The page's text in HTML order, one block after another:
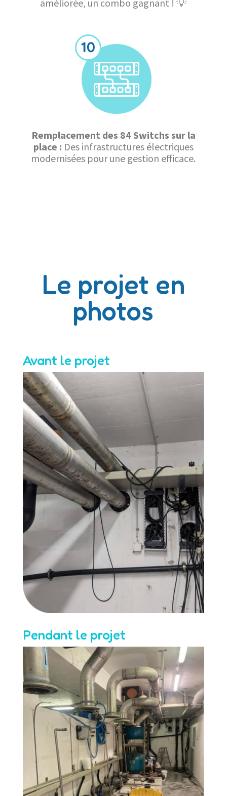
améliorée, un combo gagnant ! 💡
Remplacement des 84 Switchs sur la
place : Des infrastructures électriques
modernisées pour une gestion efficace.
Le projet en
photos
Avant le projet
Pendant le projet